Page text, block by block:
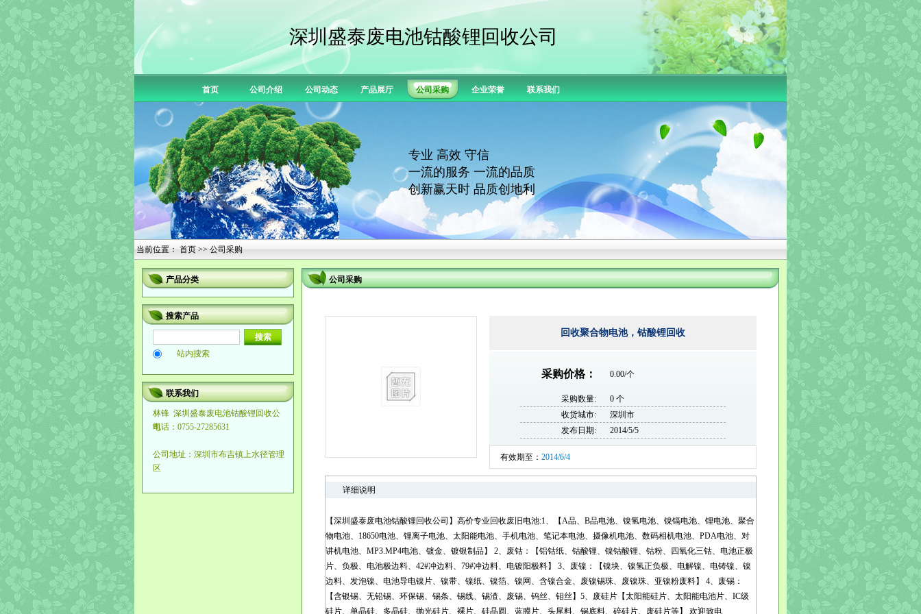
深圳盛泰废电池钴酸锂回收公司
首页 公司介绍 公司动态 产品展厅 公司采购 企业荣誉 联系我们
专业 高效 守信
一流的服务 一流的品质
创新赢天时 品质创地利
当前位置： 首页 >> 公司采购
产品分类
搜索产品
站内搜索
联系我们
林锋 深圳盛泰废电池钴酸锂回收公
司
电话：0755-27285631
公司地址：深圳市布吉镇上水径管理
区
公司采购
回收聚合物电池，钴酸锂回收
采购价格： 0.00/个
采购数量:
0 个
收货城市:
深圳市
发布日期:
2014/5/5
有效期至： 2014/6/4
详细说明
【深圳盛泰废电池钴酸锂回收公司】高价专业回收废旧电池:1、【A品、B品电池、镍氢电池、镍镉电池、锂电池、聚合
物电池、18650电池、锂离子电池、太阳能电池、手机电池、笔记本电池、摄像机电池、数码相机电池、PDA电池、对
讲机电池、MP3.MP4电池、镀金、镀银制品】 2、废钴：【铝钴纸、钴酸锂、镍钴酸锂、钴粉、四氧化三钴、电池正极
片、负极、电池极边料、42#冲边料、79#冲边料、电镀阳极料】 3、废镍：【镍块、镍氢正负极、电解镍、电铸镍、镍
边料、发泡镍、电池导电镍片、镍带、镍纸、镍箔、镍网、含镍合金、废镍锡珠、废镍珠、亚镍粉废料】 4、废锡：
【含银锡、无铅锡、环保锡、锡条、锡线、锡渣、废锡、钨丝、钼丝】5、废硅片【太阳能硅片、太阳能电池片、IC级
硅片、单晶硅、多晶硅、抛光硅片、裸片、硅晶圆、蓝膜片、头尾料、锅底料、碎硅片、废硅片等】 欢迎致电